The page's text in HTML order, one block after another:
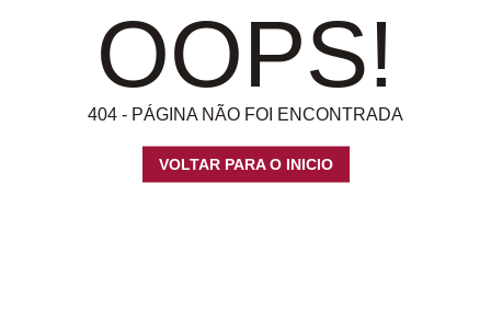
OOPS!
404 - PÁGINA NÃO FOI ENCONTRADA
VOLTAR PARA O INICIO